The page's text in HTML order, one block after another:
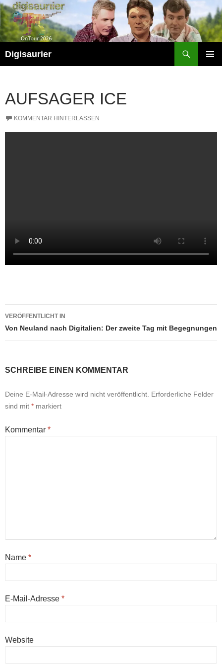
Zum
Inhalt
springen
Digisaurier
AUFSAGER ICE
KOMMENTAR HINTERLASSEN
Beitragsnavigation
VERÖFFENTLICHT IN
Von Neuland nach Digitalien: Der zweite Tag mit Begegnungen
SCHREIBE EINEN KOMMENTAR
Deine E-Mail-Adresse wird nicht veröffentlicht. Erforderliche Felder
sind mit * markiert
Kommentar *
Name *
E-Mail-Adresse *
Website